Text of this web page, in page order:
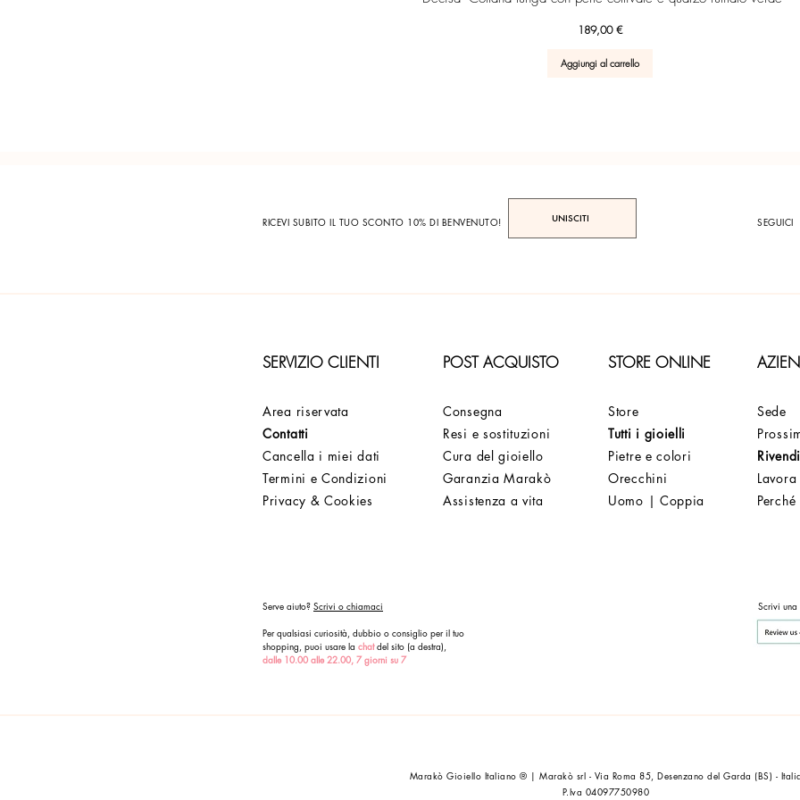
Prezzo
189,00 €
Aggiungi al carrello
RICEVI SUBITO IL TUO SCONTO 10% DI BENVENUTO! UNISCITI SEGUICI
SERVIZIO CLIENTI POST ACQUISTO STORE ONLINE
Area riservata
Contatti
Cancella i miei dati
Termini e Condizioni
Privacy & Cookies
Consegna
Resi e sostituzioni
Cura del gioiello
Garanzia Marakò
Assistenza a vita
Store
Tutti i gioielli
Pietre e colori
Orecchini
Uomo | Coppia
Sede
Serve aiuto? Scrivi o chiamaci
Per qualsiasi curiosità, dubbio o consiglio per il tuo
shopping, puoi usare la chatdel sito (a destra),
dalle 10.00 alle 22.00, 7 giorni su 7
Scrivi una
Marakò Gioiello Italiano ® | Marakò srl - Via Roma 85, Desenzano del Garda (BS) -
P.Iva 04097750980